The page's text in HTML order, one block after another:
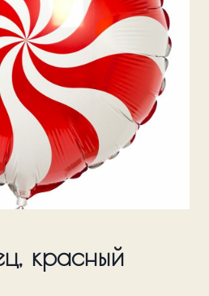
красный